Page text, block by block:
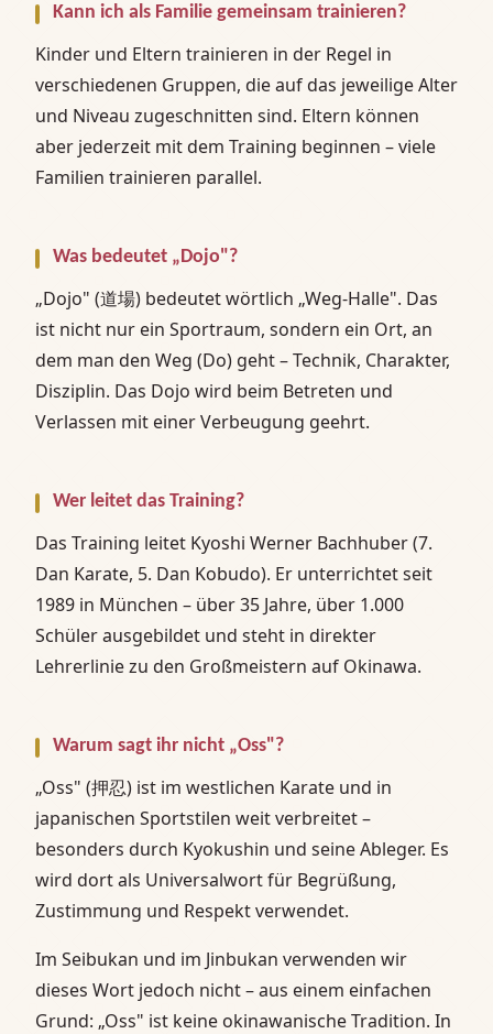
Kann ich als Familie gemeinsam trainieren?
Kinder und Eltern trainieren in der Regel in
verschiedenen Gruppen, die auf das jeweilige Alter
und Niveau zugeschnitten sind. Eltern können
aber jederzeit mit dem Training beginnen – viele
Familien trainieren parallel.
Was bedeutet „Dojo"?
„Dojo" (道場) bedeutet wörtlich „Weg-Halle". Das
ist nicht nur ein Sportraum, sondern ein Ort, an
dem man den Weg (Do) geht – Technik, Charakter,
Disziplin. Das Dojo wird beim Betreten und
Verlassen mit einer Verbeugung geehrt.
Wer leitet das Training?
Das Training leitet Kyoshi Werner Bachhuber (7.
Dan Karate, 5. Dan Kobudo). Er unterrichtet seit
1989 in München – über 35 Jahre, über 1.000
Schüler ausgebildet und steht in direkter
Lehrerlinie zu den Großmeistern auf Okinawa.
Warum sagt ihr nicht „Oss"?
„Oss" (押忍) ist im westlichen Karate und in
japanischen Sportstilen weit verbreitet –
besonders durch Kyokushin und seine Ableger. Es
wird dort als Universalwort für Begrüßung,
Zustimmung und Respekt verwendet.
Im Seibukan und im Jinbukan verwenden wir
dieses Wort jedoch nicht – aus einem einfachen
Grund: „Oss" ist keine okinawanische Tradition. In